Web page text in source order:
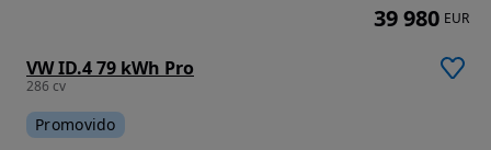
VW ID.4 79 kWh Pro
286 cv
Promovido
39 980 EUR